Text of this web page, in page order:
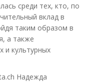
среди тех, кто, по
вклад в
таким образом в
а также
и культурных
Надежда